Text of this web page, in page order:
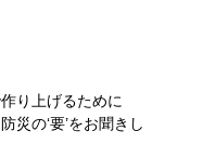
り上げるために
災の‘要’をお聞きし